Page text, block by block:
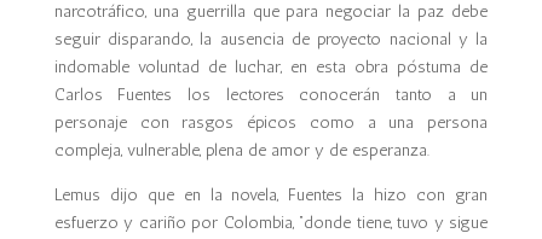
narcotráfico, una guerrilla que para negociar la paz debe
seguir disparando, la ausencia de proyecto nacional y la
indomable voluntad de luchar, en esta obra póstuma de
Carlos Fuentes los lectores conocerán tanto a un
personaje con rasgos épicos como a una persona
compleja, vulnerable, plena de amor y de esperanza.
Lemus dijo que en la novela, Fuentes la hizo con gran
esfuerzo y cariño por Colombia, “donde tiene, tuvo y sigue